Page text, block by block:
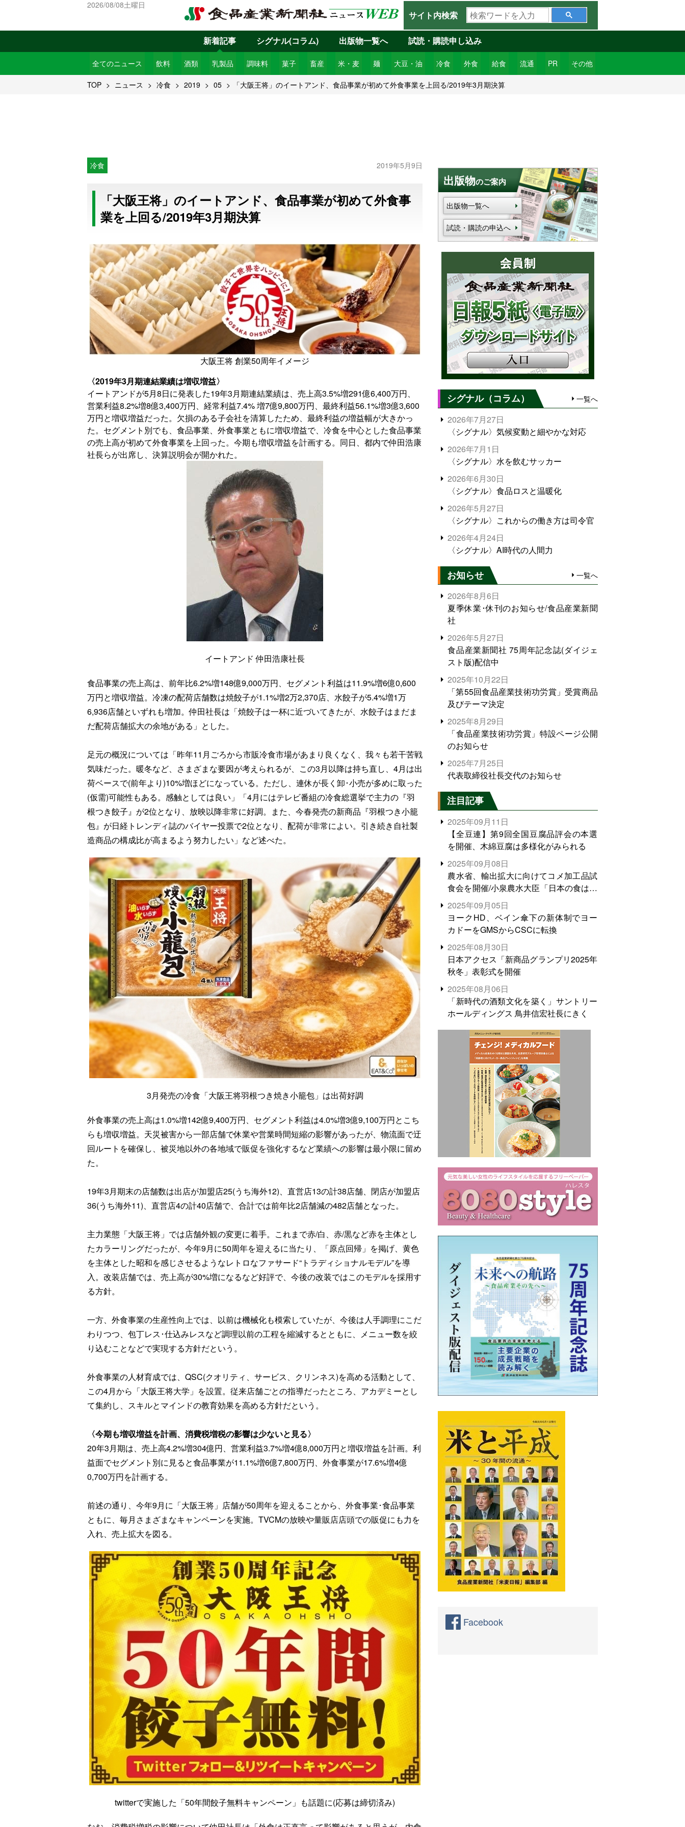
2026/08/08土曜日
サイト内検索
検
索
ワ
ー
ド
を
入
新着記事
全てのニュース 飲料 酒類 乳製品 調味料 菓子 畜産 米・麦 麺 大豆・油 冷食 外食 給食 流通 PR その他
シグナル(コラム) 出版物一覧へ 試読・購読申し込み
TOP ニュース 冷食 2019 05 「大阪王将」のイートアンド、食品事業が初めて外食事業を上回る/2019年3月期決算
冷食 2019年5月9日
「大阪王将」のイートアンド、食品事業が初めて外食事
業を上回る/2019年3月期決算
大阪王将 創業50周年イメージ
〈2019年3月期連結業績は増収増益〉
イートアンドが5月8日に発表した19年3月期連結業績は、売上高3.5%増291億6,400万円、
営業利益8.2%増8億3,400万円、経常利益7.4% 増7億9,800万円、最終利益56.1%増3億3,600
万円と増収増益だった。欠損のある子会社を清算したため、最終利益の増益幅が大きかっ
た。セグメント別でも、食品事業、外食事業ともに増収増益で、冷食を中心とした食品事業
の売上高が初めて外食事業を上回った。今期も増収増益を計画する。同日、都内で仲田浩康
社長らが出席し、決算説明会が開かれた。
イートアンド 仲田浩康社長
食品事業の売上高は、前年比6.2%増148億9,000万円、セグメント利益は11.9%増6億0,600
万円と増収増益。冷凍の配荷店舗数は焼餃子が1.1%増2万2,370店、水餃子が5.4%増1万
6,936店舗といずれも増加。仲田社長は「焼餃子は一杯に近づいてきたが、水餃子はまだま
だ配荷店舗拡大の余地がある」とした。
足元の概況については「昨年11月ごろから市販冷食市場があまり良くなく、我々も若干苦戦
気味だった。暖冬など、さまざまな要因が考えられるが、この3月以降は持ち直し、4月は出
荷ベースで(前年より)10%増ほどになっている。ただし、連休が長く卸･小売が多めに取った
(仮需)可能性もある。感触としては良い」「4月にはテレビ番組の冷食総選挙で主力の『羽
根つき餃子』が2位となり、放映以降非常に好調。また、今春発売の新商品『羽根つき小籠
包』が日経トレンディ誌のバイヤー投票で2位となり、配荷が非常によい。引き続き自社製
造商品の構成比が高まるよう努力したい」など述べた。
3月発売の冷食「大阪王将羽根つき焼き小籠包」は出荷好調
外食事業の売上高は1.0%増142億9,400万円、セグメント利益は4.0%増3億9,100万円とこち
らも増収増益。天災被害から一部店舗で休業や営業時間短縮の影響があったが、物流面で迂
回ルートを確保し、被災地以外の各地域で販促を強化するなど業績への影響は最小限に留め
た。
19年3月期末の店舗数は出店が加盟店25(うち海外12)、直営店13の計38店舗、閉店が加盟店
36(うち海外11)、直営店4の計40店舗で、合計では前年比2店舗減の482店舗となった。
主力業態「大阪王将」では店舗外観の変更に着手。これまで赤/白、赤/黒など赤を主体とし
たカラーリングだったが、今年9月に50周年を迎えるに当たり、「原点回帰」を掲げ、黄色
を主体とした昭和を感じさせるようなレトロなファサード“トラディショナルモデル”を導
入。改装店舗では、売上高が30%増になるなど好評で、今後の改装ではこのモデルを採用す
る方針。
一方、外食事業の生産性向上では、以前は機械化も模索していたが、今後は人手調理にこだ
わりつつ、包丁レス･仕込みレスなど調理以前の工程を縮減するとともに、メニュー数を絞
り込むことなどで実現する方針だという。
外食事業の人材育成では、QSC(クオリティ、サービス、クリンネス)を高める活動として、
この4月から「大阪王将大学」を設置。従来店舗ごとの指導だったところ、アカデミーとし
て集約し、スキルとマインドの教育効果を高める方針だという。
〈今期も増収増益を計画、消費税増税の影響は少ないと見る〉
20年3月期は、売上高4.2%増304億円、営業利益3.7%増4億8,000万円と増収増益を計画。利
益面でセグメント別に見ると食品事業が11.1%増6億7,800万円、外食事業が17.6%増4億
0,700万円を計画する。
前述の通り、今年9月に「大阪王将」店舗が50周年を迎えることから、外食事業･食品事業
ともに、毎月さまざまなキャンペーンを実施。TVCMの放映や量販店店頭での販促にも力を
入れ、売上拡大を図る。
twitterで実施した「50年間餃子無料キャンペーン」も話題に(応募は締切済み)
出版物のご案内
出版物一覧へ
試読・購読の申込へ
シグナル（コラム） 一覧へ
2026年7月27日
〈シグナル〉気候変動と細やかな対応
2026年7月1日
〈シグナル〉水を飲むサッカー
2026年6月30日
〈シグナル〉食品ロスと温暖化
2026年5月27日
〈シグナル〉これからの働き方は司令官
2026年4月24日
〈シグナル〉AI時代の人間力
お知らせ 一覧へ
2026年8月6日
夏季休業･休刊のお知らせ/食品産業新聞
社
2026年5月27日
食品産業新聞社 75周年記念誌(ダイジェ
スト版)配信中
2025年10月22日
「第55回食品産業技術功労賞」受賞商品
及びテーマ決定
2025年8月29日
「食品産業技術功労賞」特設ページ公開
のお知らせ
2025年7月25日
代表取締役社長交代のお知らせ
注目記事
2025年09月11日
【全豆連】第9回全国豆腐品評会の本選
を開催、木綿豆腐は多様化がみられる
2025年09月08日
農水省、輸出拡大に向けてコメ加工品試
食会を開催/小泉農水大臣「日本の食は世
界でトップをとれる。米増産に向けて、
米輸出需要の拡大を」
2025年09月05日
ヨークHD、ベイン傘下の新体制でヨー
カドーをGMSからCSCに転換
2025年08月30日
日本アクセス「新商品グランプリ2025年
秋冬」表彰式を開催
2025年08月06日
「新時代の酒類文化を築く」サントリー
ホールディングス 鳥井信宏社長にきく
Facebook